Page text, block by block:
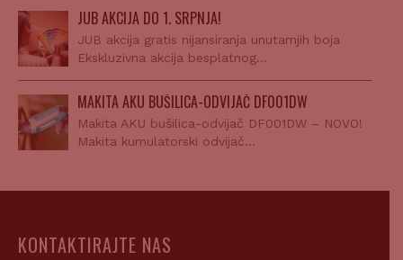
JUB AKCIJA DO 1. SRPNJA!
JUB akcija gratis nijansiranja unutarnjih boja
Ekskluzivna akcija besplatnog…
MAKITA AKU BUŠILICA-ODVIJAČ DF001DW
Makita AKU bušilica-odvijač DF001DW – NOVO!
Makita kumulatorski odvijač…
KONTAKTIRAJTE NAS